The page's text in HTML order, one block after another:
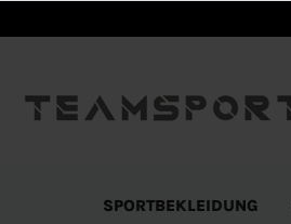
SPORTBEKLEIDUNG